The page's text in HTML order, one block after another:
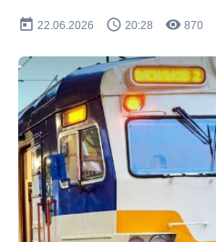
today 22.06.2026 query_builder 20:28 remove_red_eye 870